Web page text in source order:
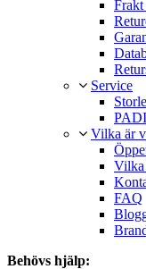
Frakt
Service
Vilka är
Vilka
FAQ
Behövs hjälp: